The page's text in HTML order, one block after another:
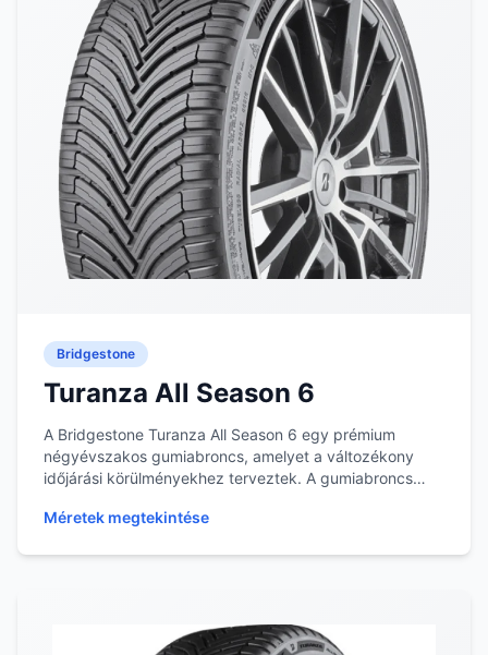
Bridgestone
Turanza All Season 6
A Bridgestone Turanza All Season 6 egy prémium
négyévszakos gumiabroncs, amelyet a változékony
időjárási körülményekhez terveztek. A gumiabroncs
Méretek megtekintése